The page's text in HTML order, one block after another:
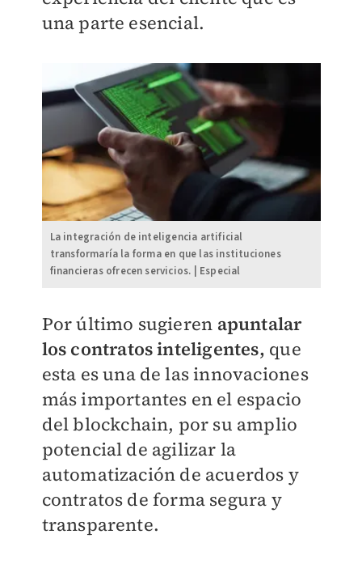
una parte esencial.
La integración de inteligencia artificial
transformaría la forma en que las instituciones
financieras ofrecen servicios. | Especial
Por último sugieren apuntalar
los contratos inteligentes, que
esta es una de las innovaciones
más importantes en el espacio
del blockchain, por su amplio
potencial de agilizar la
automatización de acuerdos y
contratos de forma segura y
transparente.